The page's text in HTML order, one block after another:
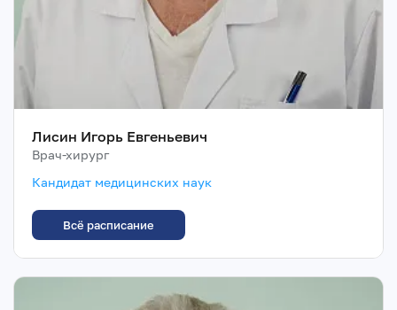
Лисин Игорь Евгеньевич
Врач-хирург
Кандидат медицинских наук
Всё расписание